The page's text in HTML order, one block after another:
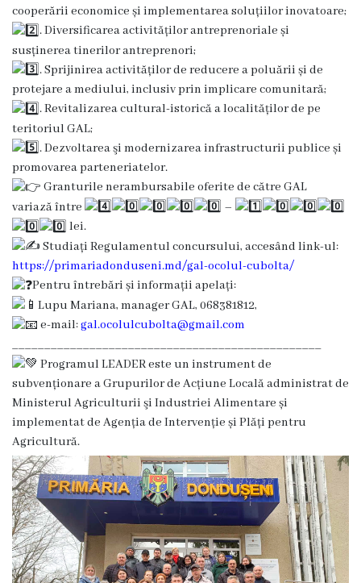
răspundere
managerială
Regulamentul
intern
Planuri
de
acțiuni
Funcții
vacante
Consiliul
Componența
consiliului
Secretarul
consiliului
Regulamentul
consiliului
cooperării economice și implementarea soluțiilor inovatoare;
. Diversificarea activităților antreprenoriale și
susținerea tinerilor antreprenori;
. Sprijinirea activităților de reducere a poluării și de
protejare a mediului, inclusiv prin implicare comunitară;
. Revitalizarea cultural-istorică a localităților de pe
teritoriul GAL;
. Dezvoltarea şi modernizarea infrastructurii publice și
promovarea parteneriatelor.
Granturile nerambursabile oferite de către GAL
variază între
–
lei.
Studiați Regulamentul concursului, accesând link-ul:
https://primariadonduseni.md/gal-ocolul-cubolta/
Pentru întrebări și informații apelați:
Lupu Mariana, manager GAL, 068381812,
e-mail:gal.ocolulcubolta@gmail.com
________________________________________________
Programul LEADER este un instrument de
subvenționare a Grupurilor de Acțiune Locală administrat de
Ministerul Agriculturii şi Industriei Alimentare și
implementat de Agenția de Intervenție și Plăți pentru
Agricultură.